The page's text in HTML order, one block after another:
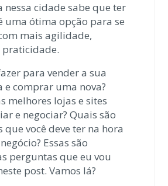
nessa cidade sabe que ter
uma ótima opção para se
mais agilidade,
praticidade.
para vender a sua
e comprar uma nova?
melhores lojas e sites
e negociar? Quais são
que você deve ter na hora
Essas são
perguntas que eu vou
post. Vamos lá?